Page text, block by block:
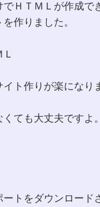
ＨＴＭＬが作成で
作りました。
ト作りが楽になり
ても大丈夫ですよ
トをダウンロード